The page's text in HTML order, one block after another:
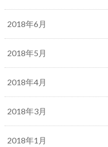
2018年6月
2018年5月
2018年4月
2018年3月
2018年1月